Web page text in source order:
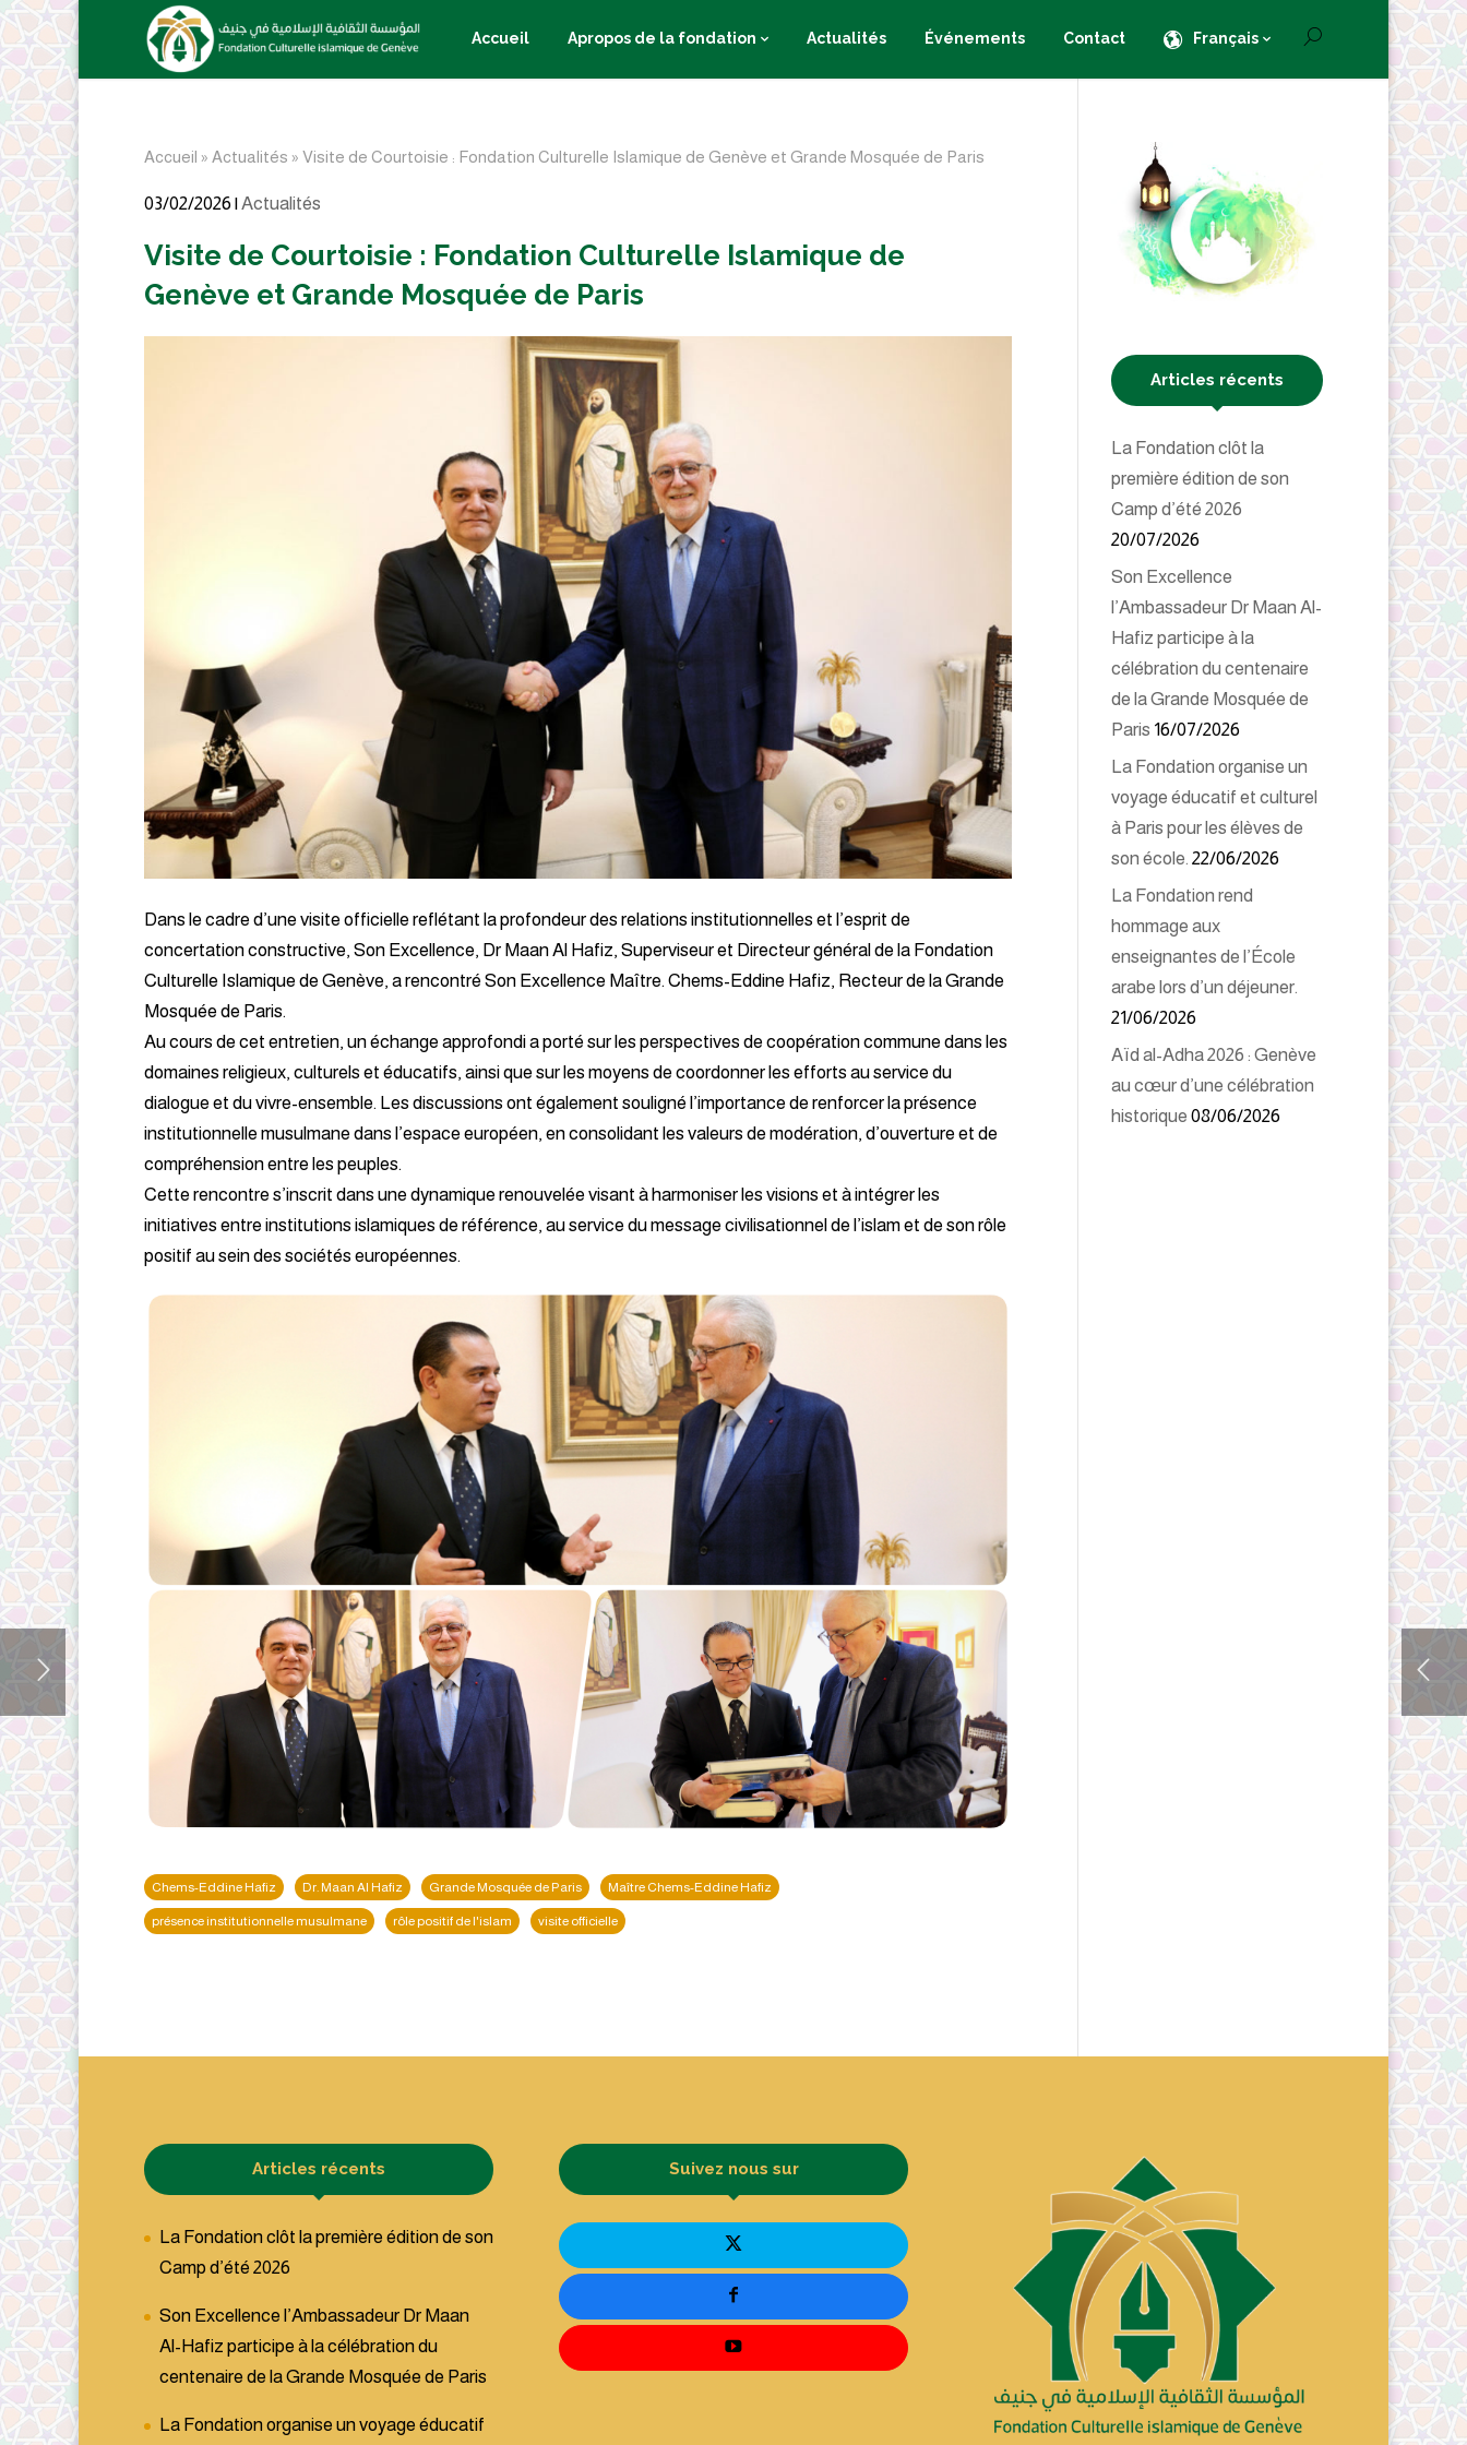
Accueil Apropos de la fondation Actualités Événements Contact Français
Accueil » Actualités » Visite de Courtoisie : Fondation Culturelle Islamique de Genève et Grande Mosquée de Paris
03/02/2026 |Actualités
Visite de Courtoisie : Fondation Culturelle Islamique de
Genève et Grande Mosquée de Paris
Dans le cadre d’une visite officielle reflétant la profondeur des relations institutionnelles et l’esprit de
concertation constructive, Son Excellence, Dr Maan Al Hafiz, Superviseur et Directeur général de la Fondation
Culturelle Islamique de Genève, a rencontré Son Excellence Maître. Chems-Eddine Hafiz, Recteur de la Grande
Mosquée de Paris.
Au cours de cet entretien, un échange approfondi a porté sur les perspectives de coopération commune dans les
domaines religieux, culturels et éducatifs, ainsi que sur les moyens de coordonner les efforts au service du
dialogue et du vivre-ensemble. Les discussions ont également souligné l’importance de renforcer la présence
institutionnelle musulmane dans l’espace européen, en consolidant les valeurs de modération, d’ouverture et de
compréhension entre les peuples.
Cette rencontre s’inscrit dans une dynamique renouvelée visant à harmoniser les visions et à intégrer les
initiatives entre institutions islamiques de référence, au service du message civilisationnel de l’islam et de son rôle
positif au sein des sociétés européennes.
Chems-Eddine Hafiz Dr. Maan Al Hafiz Grande Mosquée de Paris Maître Chems-Eddine Hafiz
présence institutionnelle musulmane rôle positif de l'islam visite officielle
Articles récents
La Fondation clôt la
première édition de son
Camp d’été 2026
20/07/2026
Son Excellence
l’Ambassadeur Dr Maan Al-
Hafiz participe à la
célébration du centenaire
de la Grande Mosquée de
Paris 16/07/2026
La Fondation organise un
voyage éducatif et culturel
à Paris pour les élèves de
son école. 22/06/2026
La Fondation rend
hommage aux
enseignantes de l’École
arabe lors d’un déjeuner.
21/06/2026
Aïd al-Adha 2026 : Genève
au cœur d’une célébration
historique 08/06/2026
Articles récents
La Fondation clôt la première édition de son
Camp d’été 2026
Son Excellence l’Ambassadeur Dr Maan
Al-Hafiz participe à la célébration du
centenaire de la Grande Mosquée de Paris
La Fondation organise un voyage éducatif
Suivez nous sur